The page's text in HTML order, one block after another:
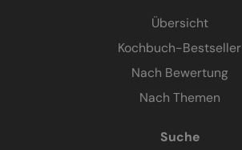
Übersicht
Kochbuch-Bestseller
Nach Bewertung
Nach Themen
Suche